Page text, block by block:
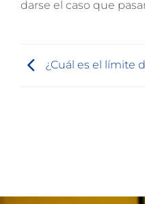
darse el caso que
¿Cuál es el límite